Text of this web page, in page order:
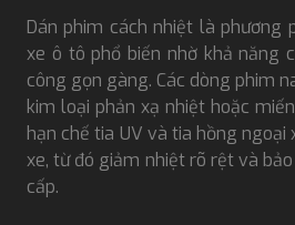
Dán phim cách nhiệt là phương
xe ô tô phổ biến nhờ khả năng
công gọn gàng. Các dòng phim
kim loại phản xạ nhiệt hoặc
hạn chế tia UV và tia hồng
xe, từ đó giảm nhiệt rõ rệt và
cấp.